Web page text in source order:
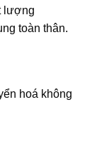
lượng
toàn thân.
hoá không